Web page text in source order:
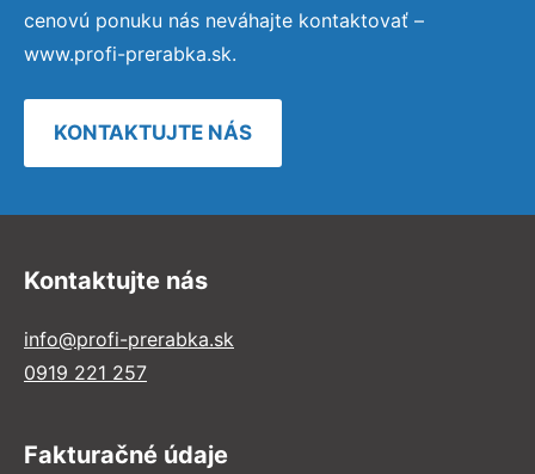
cenovú ponuku nás neváhajte kontaktovať –
www.profi-prerabka.sk.
KONTAKTUJTE NÁS
Kontaktujte nás
info@profi-prerabka.sk
0919 221 257
Fakturačné údaje